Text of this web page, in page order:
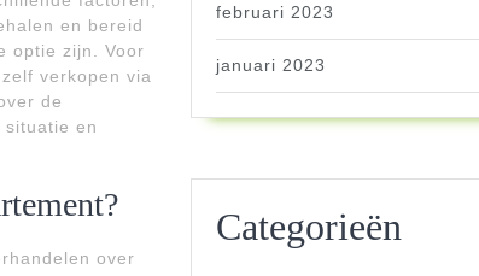
en bereid
optie zijn. Voor
verkopen via
de
en
over
februari 2023
januari 2023
Categorieën